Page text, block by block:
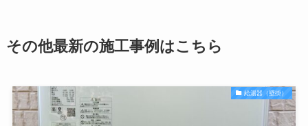
その他最新の施工事例はこちら
給湯器（壁掛）